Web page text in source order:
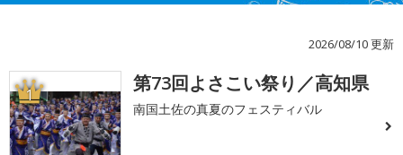
2026/08/10 更新
1 第73回よさこい祭り／高知県
南国土佐の真夏のフェスティバル